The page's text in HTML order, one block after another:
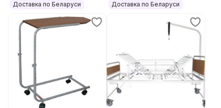
Доставка по Беларуси Доставка по Беларуси